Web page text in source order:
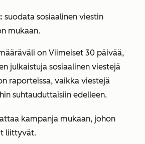
suodata sosiaalinen viestin
mukaan.
on Viimeiset 30 päivää,
julkaistuja sosiaalinen viestejä
raporteissa, vaikka viestejä
suhtauduttaisiin edelleen.
kampanja mukaan, johon
liittyvät.